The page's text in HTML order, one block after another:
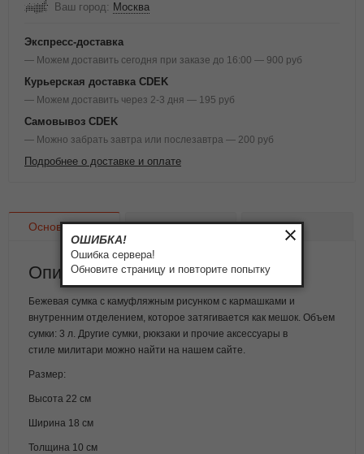
Ваш город: Москва
Экспресс-доставка
— Можем доставить сегодня при заказе до 16:00 — 900 руб
Курьерская доставка CDEK
— Можем доставить через 2-3 дня — 195 руб
Самовывоз CDEK
— Можно забрать завтра или послезавтра — 200 руб
Подробнее о доставке и оплате
Основное Доставка Оплата
Описание товара
Бежевая сумка с камуфляжным рисунком с кармашками и
внутренним отделением, которое затягивается как мешок. Объем
сумки: 3 л. Другие сумки, рюкзаки и прочие аксессуары в
стиле милитари можно найти на нашем сайте.
Размер:
Высота 22 см
Ширина 18 см
Толщина 10 см
ОШИБКА!
Ошибка сервера!
Обновите страницу и повторите попытку